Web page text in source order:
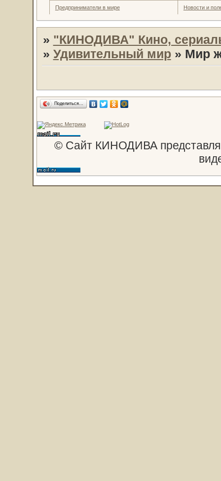
Предприниматели в мире Новости и
» "КИНОДИВА" Кино,
» Удивительный мир » Мир
Поделиться…
© Сайт КИНОДИВА